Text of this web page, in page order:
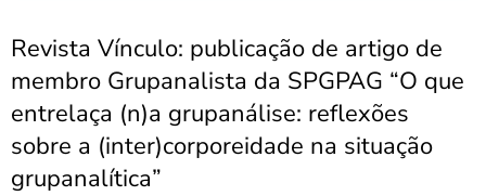
Revista Vínculo: publicação de artigo de
membro Grupanalista da SPGPAG “O que
entrelaça (n)a grupanálise: reflexões
sobre a (inter)corporeidade na situação
grupanalítica”